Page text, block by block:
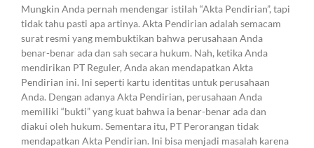
Mungkin Anda pernah mendengar istilah “Akta Pendirian”, tapi
tidak tahu pasti apa artinya. Akta Pendirian adalah semacam
surat resmi yang membuktikan bahwa perusahaan Anda
benar-benar ada dan sah secara hukum. Nah, ketika Anda
mendirikan PT Reguler, Anda akan mendapatkan Akta
Pendirian ini. Ini seperti kartu identitas untuk perusahaan
Anda. Dengan adanya Akta Pendirian, perusahaan Anda
memiliki “bukti” yang kuat bahwa ia benar-benar ada dan
diakui oleh hukum. Sementara itu, PT Perorangan tidak
mendapatkan Akta Pendirian. Ini bisa menjadi masalah karena